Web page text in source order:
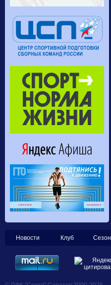
Новости Клуб Сезон